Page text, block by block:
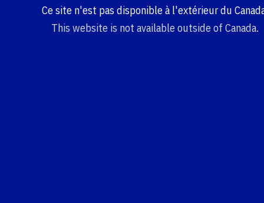
Ce site n'est pas disponible à l'extérieur du
This website is not available outside of Canada.